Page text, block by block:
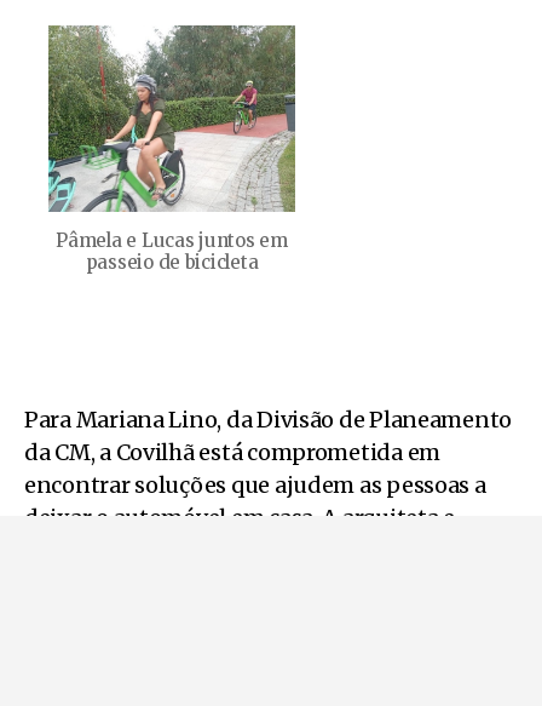
Pâmela e Lucas juntos em
passeio de bicicleta
Para Mariana Lino, da Divisão de Planeamento
da CM, a Covilhã está comprometida em
encontrar soluções que ajudem as pessoas a
deixar o automóvel em casa. A arquiteta e